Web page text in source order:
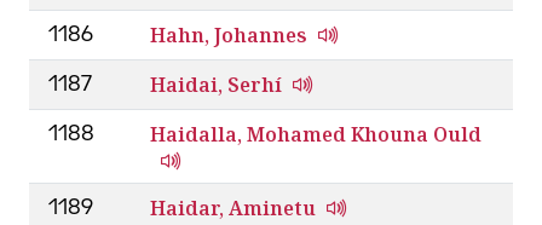
1186 Hahn, Johannes
1187 Haidai, Serhí
1188 Haidalla, Mohamed Khouna Ould
1189 Haidar, Aminetu